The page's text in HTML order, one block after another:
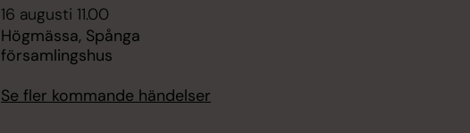
16 augusti 11.00
Högmässa, Spånga
församlingshus
Se fler kommande händelser